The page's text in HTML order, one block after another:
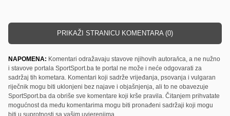
PRIKAŽI STRANICU KOMENTARA (0)
NAPOMENA: Komentari odražavaju stavove njihovih autora/ica, a ne nužno
i stavove portala SportSport.ba te portal ne može i neće odgovarati za
sadržaj tih kometara. Komentari koji sadrže vrijeđanja, psovanja i vulgaran
riječnik mogu biti uklonjeni bez najave i objašnjenja, ali to ne obavezuje
SportSport.ba da obriše sve komentare koji krše pravila. Čitanjem prihvatate
mogućnost da među komentarima mogu biti pronađeni sadržaji koji mogu
biti u suprotnosti sa vašim uvjerenjima.